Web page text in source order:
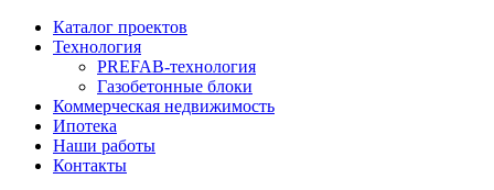
Каталог проектов
Технология
PREFAB-технология
Газобетонные блоки
Коммерческая недвижимость
Ипотека
Наши работы
Контакты